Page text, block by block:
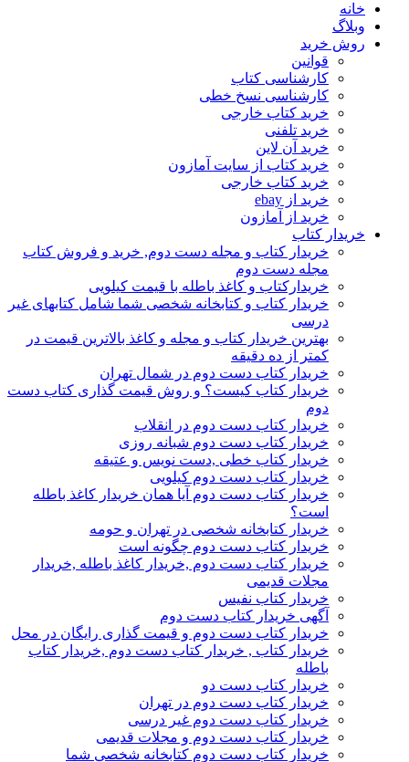
خانه
وبلاگ
روش خرید
قوانین
کارشناسی کتاب
کارشناسی نسخ خطی
خرید کتاب خارجی
خرید تلفنی
خرید آن لاین
خرید کتاب از سایت آمازون
خرید کتاب خارجی
خرید از ebay
خرید از آمازون
خریدار کتاب
خریدار کتاب و مجله دست دوم, خرید و فروش کتاب
مجله دست دوم
خریدارکتاب و کاغذ باطله با قیمت کیلویی
خریدار کتاب و کتابخانه شخصی شما شامل کتابهای غیر
درسی
بهترین خریدار کتاب و مجله و کاغذ بالاترین قیمت در
کمتر از ده دقیقه
خریدار کتاب دست دوم در شمال تهران
خریدار کتاب کیست؟ و روش قیمت گذاری کتاب دست
دوم
خریدار کتاب دست دوم در انقلاب
خریدار کتاب دست دوم شبانه روزی
خریدار کتاب خطی ,دست نویس و عتیقه
خریدار کتاب دست دوم کیلویی
خریدار کتاب دست دوم آیا همان خریدار کاغذ باطله
است؟
خریدار کتابخانه شخصی در تهران و حومه
خریدار کتاب دست دوم چگونه است
خریدار کتاب دست دوم ,خریدار کاغذ باطله ,خریدار
مجلات قدیمی
خریدار کتاب نفیس
آگهی خریدار کتاب دست دوم
خریدار کتاب دست دوم و قیمت گذاری رایگان در محل
خریدار کتاب , خریدار کتاب دست دوم ,خریدار کتاب
باطله
خریدار کتاب دست دو
خریدار کتاب دست دوم در تهران
خریدار کتاب دست دوم غیر درسی
خریدار کتاب دست دوم و مجلات قدیمی
خریدار کتاب دست دوم کتابخانه شخصی شما